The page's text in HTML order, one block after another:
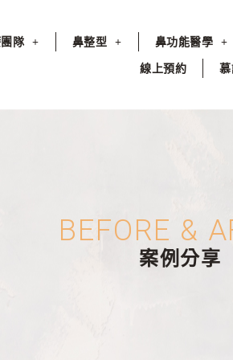
隊 鼻整型 鼻功能醫學
線上預約
BEFORE &
案例分享